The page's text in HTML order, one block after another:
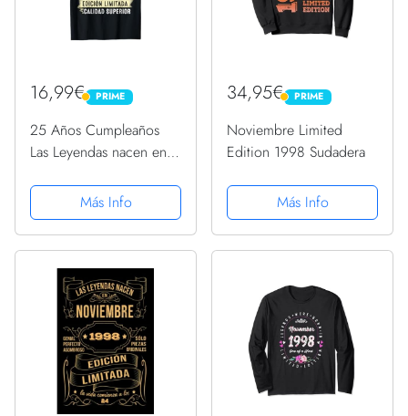
16,99€ PRIME
PRIME
25 Años Cumpleaños
Las Leyendas nacen en
CamisetaMás Info
34,95€ PRIME
PRIME
Noviembre Limited
Edition 1998 Sudadera
Más Info